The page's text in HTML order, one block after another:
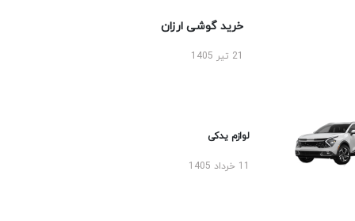
خرید گوشی ارزان
لوازم یدکی